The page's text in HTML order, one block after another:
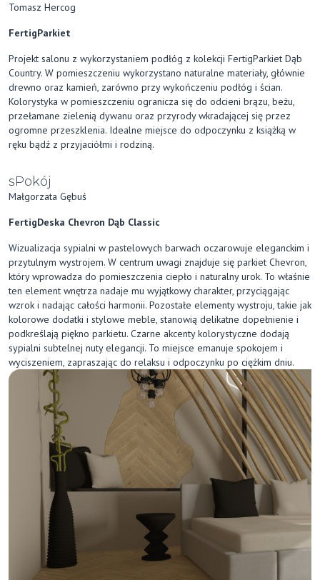
Tomasz Hercog
FertigParkiet
Projekt salonu z wykorzystaniem podłóg z kolekcji FertigParkiet Dąb
Country. W pomieszczeniu wykorzystano naturalne materiały, głównie
drewno oraz kamień, zarówno przy wykończeniu podłóg i ścian.
Kolorystyka w pomieszczeniu ogranicza się do odcieni brązu, beżu,
przełamane zielenią dywanu oraz przyrody wkradającej się przez
ogromne przeszklenia. Idealne miejsce do odpoczynku z książką w
ręku bądź z przyjaciółmi i rodziną.
sPokój
Małgorzata Gębuś
FertigDeska Chevron Dąb Classic
Wizualizacja sypialni w pastelowych barwach oczarowuje eleganckim i
przytulnym wystrojem. W centrum uwagi znajduje się parkiet Chevron,
który wprowadza do pomieszczenia ciepło i naturalny urok. To właśnie
ten element wnętrza nadaje mu wyjątkowy charakter, przyciągając
wzrok i nadając całości harmonii. Pozostałe elementy wystroju, takie jak
kolorowe dodatki i stylowe meble, stanowią delikatne dopełnienie i
podkreślają piękno parkietu. Czarne akcenty kolorystyczne dodają
sypialni subtelnej nuty elegancji. To miejsce emanuje spokojem i
wyciszeniem, zapraszając do relaksu i odpoczynku po ciężkim dniu.